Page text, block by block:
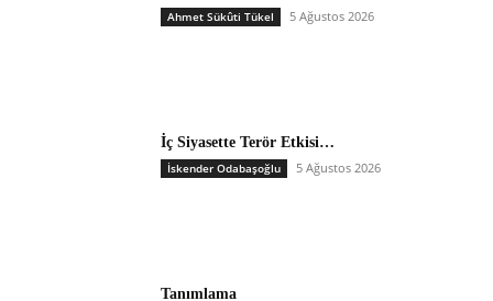
Ahmet Sükûti Tükel 5 Ağustos 2026
İç Siyasette Terör Etkisi…
İskender Odabaşoğlu 5 Ağustos 2026
Tanımlama